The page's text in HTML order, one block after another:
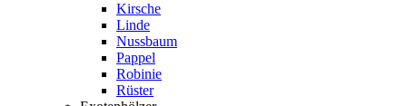
Kirsche
Linde
Nussbaum
Pappel
Robinie
Rüster